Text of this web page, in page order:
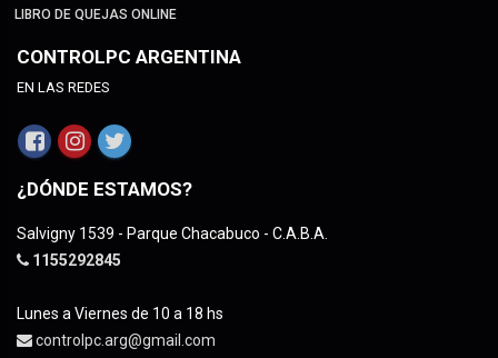
LIBRO DE QUEJAS ONLINE
CONTROLPC ARGENTINA
EN LAS REDES
¿DÓNDE ESTAMOS?
Salvigny 1539 - Parque Chacabuco - C.A.B.A.
1155292845
Lunes a Viernes de 10 a 18 hs
controlpc.arg@gmail.com